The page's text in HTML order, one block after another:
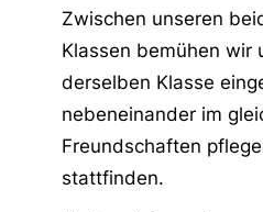
Zwischen unseren
Klassen bemühen wir
derselben Klasse
nebeneinander im
Freundschaften
stattfinden.